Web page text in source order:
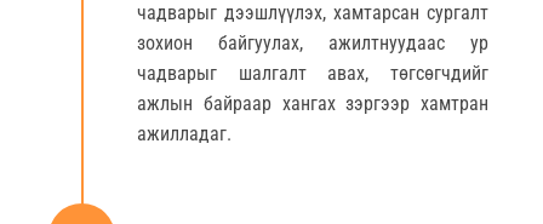
чадварыг дээшлүүлэх, хамтарсан сургалт
зохион байгуулах, ажилтнуудаас ур
чадварыг шалгалт авах, төгсөгчдийг
ажлын байраар хангах зэргээр хамтран
ажилладаг.